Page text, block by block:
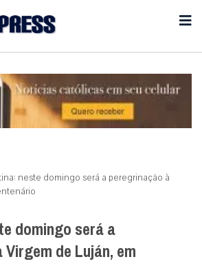
neste domingo será a peregrinação à
domingo será a
de Luján, em